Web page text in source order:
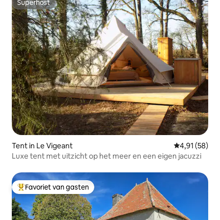
Superhost
Superhost
Tent in Le Vigeant Gemiddelde
4,91 (58)
Luxe tent met uitzicht op het meer en een eigen jacuzzi
Topfavoriet van gasten
Favoriet van gasten